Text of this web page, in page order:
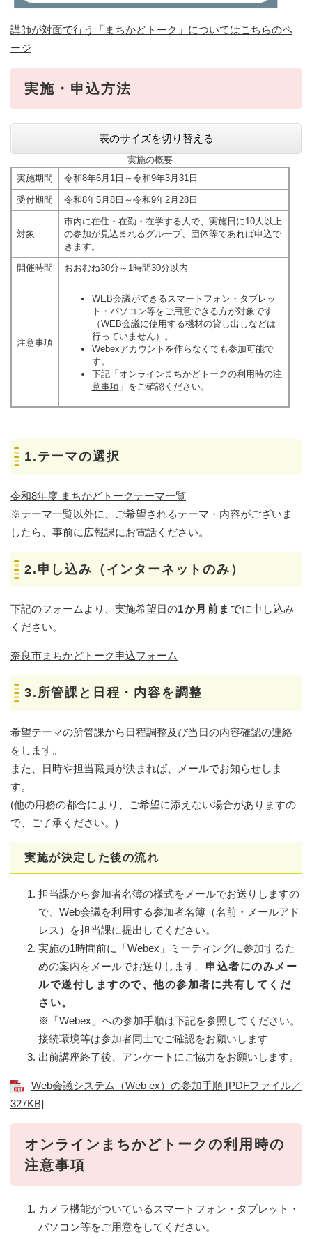
​講師が対面で行う「まちかどトーク」についてはこちらのペ
ージ
実施・申込方法
表のサイズを切り替える
実施の概要
実施期間
令和8年6月1日～令和9年3月31日
受付期間 令和8年5月8日～令和9年2月28日
対象
市内に在住・在勤・在学する人で、実施日に10人以上
の参加が見込まれるグループ、団体等であれば申込で
きます。
開催時間 おおむね30分～1時間30分以内
注意事項
WEB会議ができるスマートフォン・タブレッ
ト・パソコン等をご用意できる方が対象です
（WEB会議に使用する機材の貸し出しなどは
行っていません）。
Webexアカウントを作らなくても参加可能で
す。
下記「 オンラインまちかどトークの利用時の注
意事項」をご確認ください。
1.テーマの選択
令和8年度 まちかどトークテーマ一覧
※テーマ一覧以外に、ご希望されるテーマ・内容がございま
したら、事前に広報課にお電話ください。
2.申し込み（インターネットのみ）
下記のフォームより、実施希望日の1か月前までに申し込み
ください。
奈良市まちかどトーク申込フォーム
3.所管課と日程・内容を調整
希望テーマの所管課から日程調整及び当日の内容確認の連絡
をします。
また、日時や担当職員が決まれば、メールでお知らせしま
す。
(他の用務の都合により、ご希望に添えない場合がありますの
で、ご了承ください。)​
実施が決定した後の流れ
担当課から参加者名簿の様式をメールでお送りしますの
で、Web会議を利用する参加者名簿（名前・メールアド
レス）を担当課に提出してください。
実施の1時間前に「Webex」ミーティングに参加するた
めの案内をメールでお送りします。 申込者にのみメー
ルで送付しますので、他の参加者に共有してくだ
さい。
※「Webex」への参加手順は下記を参照してください。
接続環境等は参加者同士でご確認をお願いします
出前講座終了後、アンケートにご協力をお願いします。
Web会議システム（Web ex）の参加手順 [PDFファイル／
327KB]
オンラインまちかどトークの利用時の
注意事項
カメラ機能がついているスマートフォン・タブレット・
パソコン等をご用意をしてください。